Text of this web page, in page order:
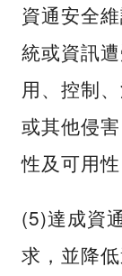
資通安全
統或資訊
用、控制
或其他侵
性及可用性
(5)達成資
求，並降